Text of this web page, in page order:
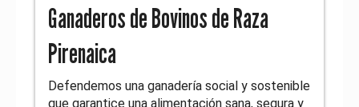
Ganaderos de Bovinos de Raza
Pirenaica
Defendemos una ganadería social y sostenible
que garantice una alimentación sana, segura y